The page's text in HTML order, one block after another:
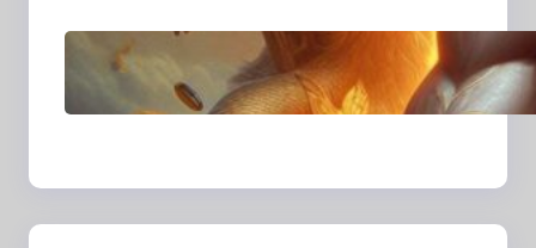
Transformasi Media
Visual di Era Digital:
Bagaimana Fotografi
Membentuk Cara Kita